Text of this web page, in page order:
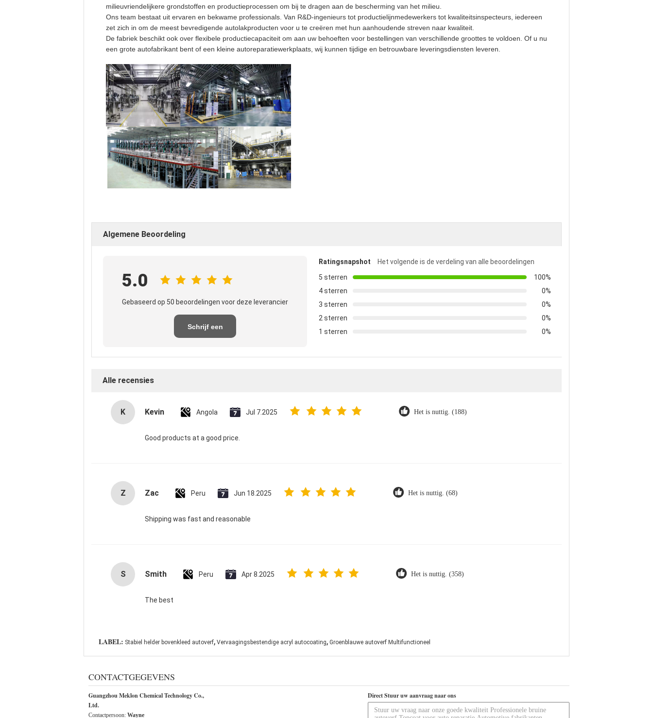
milieuvriendelijkere grondstoffen en productieprocessen om bij te dragen aan de bescherming van het milieu.
Ons team bestaat uit ervaren en bekwame professionals. Van R&D-ingenieurs tot productielijnmedewerkers tot kwaliteitsinspecteurs, iedereen
zet zich in om de meest bevredigende autolakproducten voor u te creëren met hun aanhoudende streven naar kwaliteit.
De fabriek beschikt ook over flexibele productiecapaciteit om aan uw behoeften voor bestellingen van verschillende groottes te voldoen. Of u nu
een grote autofabrikant bent of een kleine autoreparatiewerkplaats, wij kunnen tijdige en betrouwbare leveringsdiensten leveren.
Algemene Beoordeling
5.0
Gebaseerd op 50 beoordelingen voor deze leverancier
Schrijf een
Ratingsnapshot
Het volgende is de verdeling van alle beoordelingen
5 sterren
100%
4 sterren
0%
3 sterren
0%
2 sterren
0%
1 sterren
0%
Alle recensies
K Kevin Angola Jul 7.2025 Het is nuttig. (188)
Good products at a good price.
Z Zac Peru Jun 18.2025 Het is nuttig. (68)
Shipping was fast and reasonable
S Smith Peru Apr 8.2025 Het is nuttig. (358)
The best
LABEL: Stabiel helder bovenkleed autoverf, Vervaagingsbestendige acryl autocoating, Groenblauwe autoverf Multifunctioneel
CONTACTGEGEVENS
Guangzhou Meklon Chemical Technology Co.,
Ltd.
Contactpersoon: Wayne
Direct Stuur uw aanvraag naar ons